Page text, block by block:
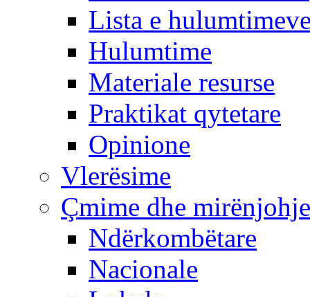
Lista e
Hulumtime
Materiale resurse
Praktikat qytetare
Opinione
Vlerësime
Çmime dhe mirënjohje
Ndërkombëtare
Nacionale